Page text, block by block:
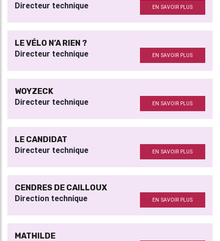
Directeur technique EN SAVOIR PLUS
LE VÉLO N’A RIEN ?
Directeur technique EN SAVOIR PLUS
WOYZECK
Directeur technique EN SAVOIR PLUS
LE CANDIDAT
Directeur technique EN SAVOIR PLUS
CENDRES DE CAILLOUX
Direction technique EN SAVOIR PLUS
MATHILDE